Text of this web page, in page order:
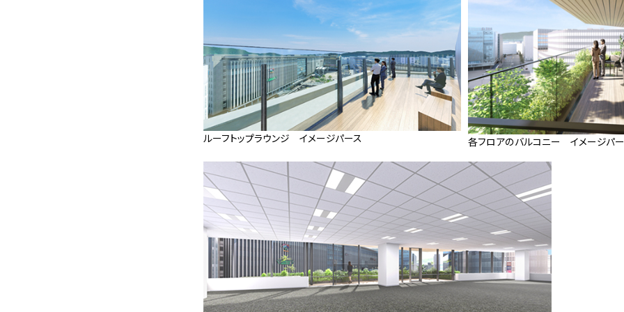
ルーフトップラウンジ イメージパース 各フロアのバルコニー イメージパ